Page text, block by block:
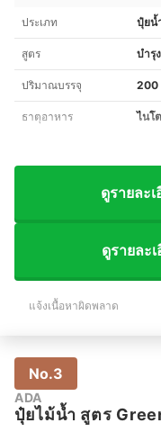
ประเภท ปุ๋ยน้
สูตร บำรุ
ปริมาณบรรจุ 200
ธาตุอาหาร ไนโ
ดูรายละ
ดูรายละ
แจ้งเนื้อหาผิดพลาด
No.3
ADA
ปุ๋ยไม้น้ำ สูตร